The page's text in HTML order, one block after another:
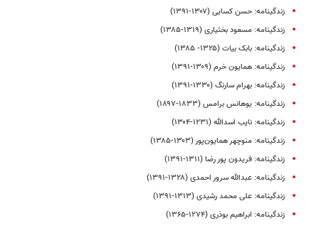
زندگینامه: حسن کسایی (۱۳۰۷-۱۳۹۱)
زندگینامه: مسعود بختیاری (۱۳۱۹-۱۳۸۵)
زندگینامه: بابک بیات (۱۳۲۵- ۱۳۸۵)
زندگینامه: همایون خرم (۱۳۰۹-۱۳۹۱)
زندگینامه: بهرام سارنگ (۱۳۳۰-۱۳۹۱)
زندگینامه: یوهانس برامس (۱۸۳۳-۱۸۹۷)
زندگینامه: نایب اسدالله (۱۲۳۱-۱۳۰۴)
زندگینامه: منوچهر همایون‌پور (۱۳۰۳-۱۳۸۵)
زندگینامه: فریدون پور رضا (۱۳۱۱-۱۳۹۱)
زندگینامه: عبدالله سرور احمدی (۱۳۲۸-۱۳۹۱)
زندگینامه: علی‌ محمد رشیدی (۱۳۱۳-۱۳۹۱)
زندگینامه: ابراهیم بوذری (۱۲۷۴-۱۳۶۵)